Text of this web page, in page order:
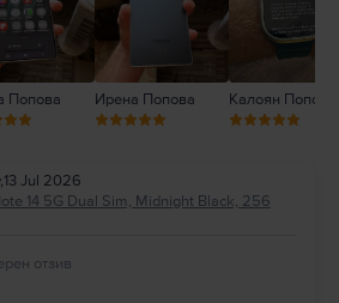
Попова Ирена Попова Калоян Попов
,13 Jul 2026
14 5G Dual Sim, Midnight Black, 256
отзив